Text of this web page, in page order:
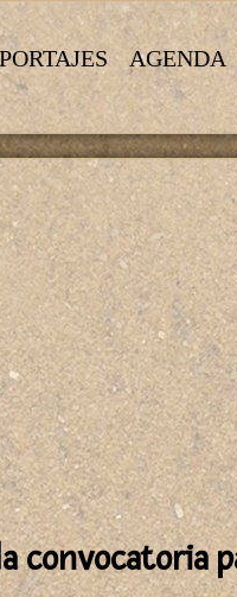
AGENDA
convocatoria